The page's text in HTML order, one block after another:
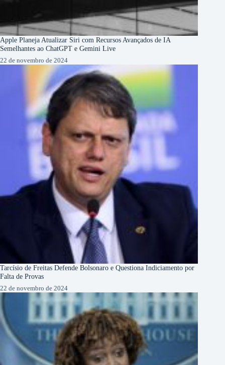
Apple Planeja Atualizar Siri com Recursos Avançados de IA
Semelhantes ao ChatGPT e Gemini Live
22 de novembro de 2024
Tarcísio de Freitas Defende Bolsonaro e Questiona Indiciamento por
Falta de Provas
22 de novembro de 2024